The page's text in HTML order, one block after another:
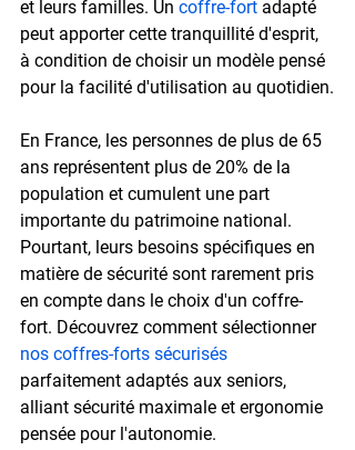
et leurs familles. Un coffre-fort adapté
peut apporter cette tranquillité d'esprit,
à condition de choisir un modèle pensé
pour la facilité d'utilisation au quotidien.
En France, les personnes de plus de 65
ans représentent plus de 20% de la
population et cumulent une part
importante du patrimoine national.
Pourtant, leurs besoins spécifiques en
matière de sécurité sont rarement pris
en compte dans le choix d'un coffre-
fort. Découvrez comment sélectionner
nos coffres-forts sécurisés
parfaitement adaptés aux seniors,
alliant sécurité maximale et ergonomie
pensée pour l'autonomie.